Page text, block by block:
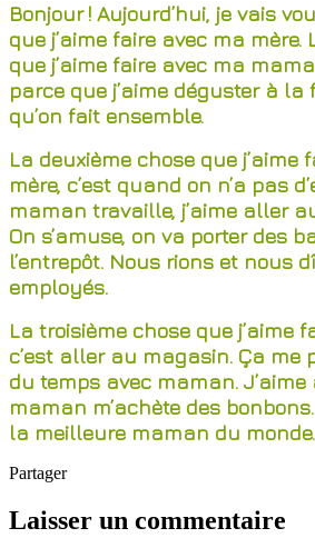
Bonjour ! Aujourd’hui, je vais
que j’aime faire avec ma mère.
que j’aime faire avec ma
parce que j’aime déguster à
qu’on fait ensemble.
La deuxième chose que j’aime
mère, c’est quand on n’a pas
maman travaille, j’aime aller
On s’amuse, on va porter des
l’entrepôt. Nous rions et nous
employés.
La troisième chose que j’aime
c’est aller au magasin. Ça me
du temps avec maman.
maman m’achète des
la meilleure maman du monde.
Partager
Laisser un commentaire